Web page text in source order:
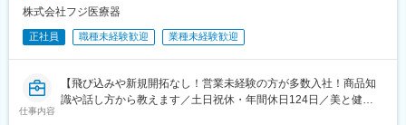
患者への負担が少ないことから心筋梗塞の治療法等では約90％以
上がカテーテル治療が選択されています。その治療に使用される
110の国と地域でのグローバル規模でのシェアも拡大し続けてい
ます。
株式会社フジ医療器
正社員 職種未経験歓迎 業種未経験歓迎
仕事内容
【飛び込みや新規開拓なし！営業未経験の方が多数入社！商品知
識や話し方から教えます／土日祝休・年間休日124日／美と健康